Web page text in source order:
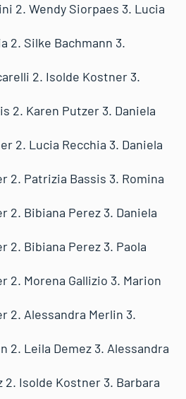
2. Wendy Siorpaes 3. Lucia
2. Silke Bachmann 3.
2. Isolde Kostner 3.
2. Karen Putzer 3. Daniela
2. Lucia Recchia 3. Daniela
2. Patrizia Bassis 3. Romina
2. Bibiana Perez 3. Daniela
2. Bibiana Perez 3. Paola
2. Morena Gallizio 3. Marion
2. Alessandra Merlin 3.
2. Leila Demez 3. Alessandra
2. Isolde Kostner 3. Barbara